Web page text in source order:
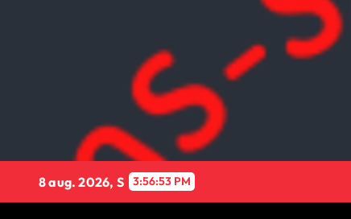
8 aug. 2026, S 3:56:54 PM